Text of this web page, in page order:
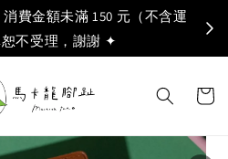
費金額未滿 150 元（不含運
不受理，謝謝 ✦